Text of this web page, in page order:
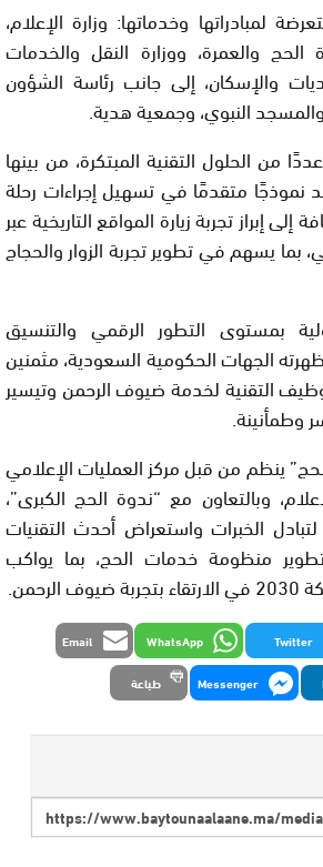
لمبادراتها وخدماتها: وزارة الإعلام،
الحج والعمرة، ووزارة النقل والخدمات
والإسكان، إلى جانب رئاسة الشؤون
النبوي، وجمعية هدية.
من الحلول التقنية المبتكرة، من بينها
نموذجًا متقدمًا في تسهيل إجراءات رحلة
إلى إبراز تجربة زيارة المواقع التاريخية عبر
بما يسهم في تطوير تجربة الزوار والحجاج
بمستوى التطور الرقمي والتنسيق
الجهات الحكومية السعودية، مثمنين
التقنية لخدمة ضيوف الرحمن وتيسير
وطمأنينة.
ينظم من قبل مركز العمليات الإعلامي
وبالتعاون مع “ندوة الحج الكبرى”،
الخبرات واستعراض أحدث التقنيات
لتطوير منظومة خدمات الحج، بما يواكب
Twitter
WhatsApp
Email
Messenger طباعة